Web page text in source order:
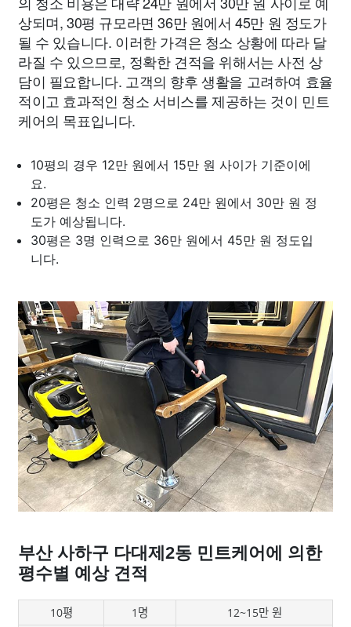
상되며, 30평 규모라면 36만 원에서 45만 원 정도가
될 수 있습니다. 이러한 가격은 청소 상황에 따라 달
라질 수 있으므로, 정확한 견적을 위해서는 사전 상
담이 필요합니다. 고객의 향후 생활을 고려하여 효율
적이고 효과적인 청소 서비스를 제공하는 것이 민트
케어의 목표입니다.
10평의 경우 12만 원에서 15만 원 사이가 기준이에
요.
20평은 청소 인력 2명으로 24만 원에서 30만 원 정
도가 예상됩니다.
30평은 3명 인력으로 36만 원에서 45만 원 정도입
니다.
부산 사하구 다대제2동 민트케어에 의한
평수별 예상 견적
10평 1명
12~15만 원